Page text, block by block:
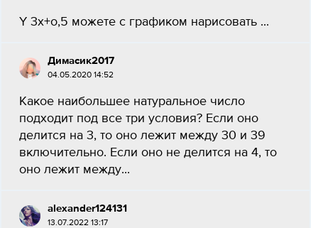
Y 3x+o,5 можете с графиком нарисовать ​...
Димасик2017
04.05.2020 14:52
Какое наибольшее натуральное число
подходит под все три условия? Если оно
делится на 3, то оно лежит между 30 и 39
включительно. Если оно не делится на 4, то
оно лежит между...
alexander124131
13.07.2022 13:17